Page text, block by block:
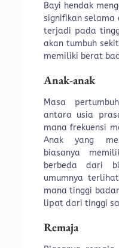
Bayi hendak
signifikan selama
terjadi pada
akan tumbuh
memiliki berat
Anak-anak
Masa
antara usia
mana frekuensi
Anak yang
biasanya
berbeda dari
umumnya
mana tinggi
lipat dari tinggi
Remaja